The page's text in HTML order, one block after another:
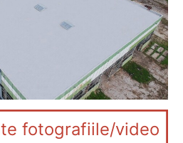
fotografiile/video